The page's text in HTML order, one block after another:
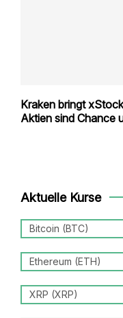
Kraken bringt
Aktien sind Chance
Aktuelle Kurse
Bitcoin (BTC)
Ethereum (ETH)
XRP (XRP)